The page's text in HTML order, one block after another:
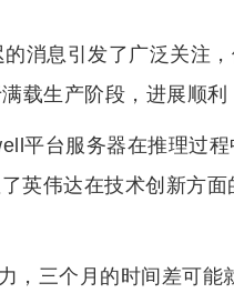
消息引发了广泛关注
载生产阶段，进展顺利
平台服务器在推理过
英伟达在技术创新方
，三个月的时间差可能